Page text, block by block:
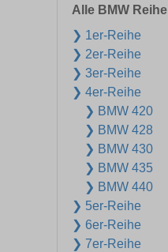
Alle BMW Reihe
❯ 1er-Reihe
❯ 2er-Reihe
❯ 3er-Reihe
❯ 4er-Reihe
❯ BMW 420
❯ BMW 428
❯ BMW 430
❯ BMW 435
❯ BMW 440
❯ 5er-Reihe
❯ 6er-Reihe
❯ 7er-Reihe